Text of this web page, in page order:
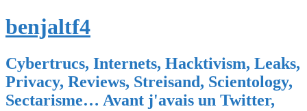
benjaltf4
Cybertrucs, Internets, Hacktivism, Leaks,
Privacy, Reviews, Streisand, Scientology,
Sectarisme… Avant j'avais un Twitter,